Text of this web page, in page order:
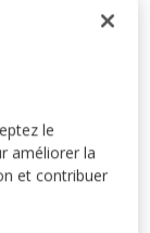
Carte
en
le
améliorer la
et contribuer